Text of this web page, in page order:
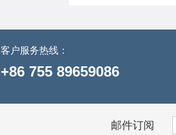
客户服务热线：
+86 755 89659086
邮件订阅